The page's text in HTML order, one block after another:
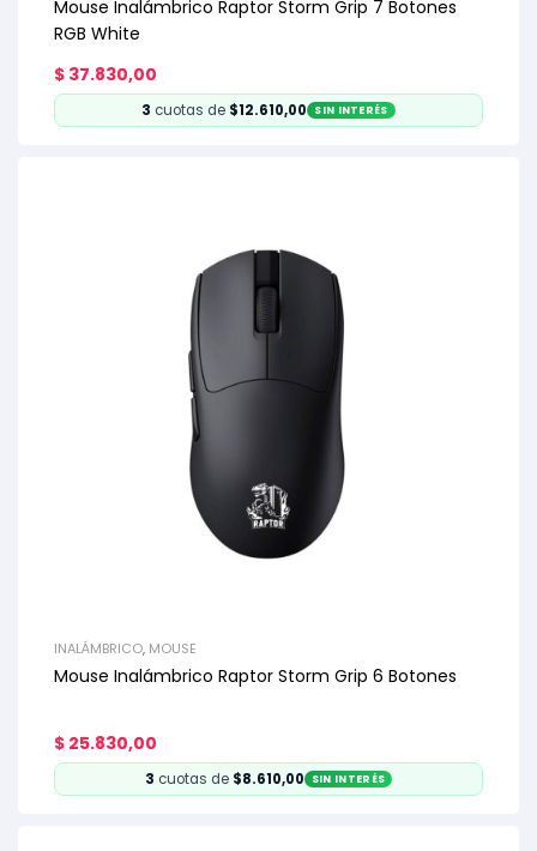
Mouse Inalámbrico Raptor Storm Grip 7 Botones
RGB White
$ 37.830,00
3 cuotas de $12.610,00 SIN INTERÉS
INALÁMBRICO, MOUSE
Mouse Inalámbrico Raptor Storm Grip 6 Botones
$ 25.830,00
3 cuotas de $8.610,00 SIN INTERÉS